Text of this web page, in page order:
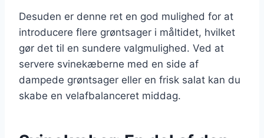
Desuden er denne ret en god mulighed for at
introducere flere grøntsager i måltidet, hvilket
gør det til en sundere valgmulighed. Ved at
servere svinekæberne med en side af
dampede grøntsager eller en frisk salat kan du
skabe en velafbalanceret middag.